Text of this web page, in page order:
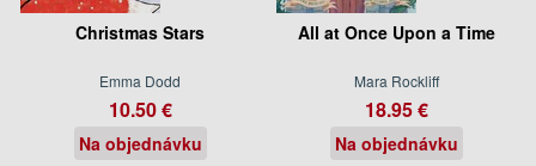
Christmas Stars
Emma Dodd
10.50 €
Na objednávku
All at Once Upon a Time
Mara Rockliff
18.95 €
Na objednávku